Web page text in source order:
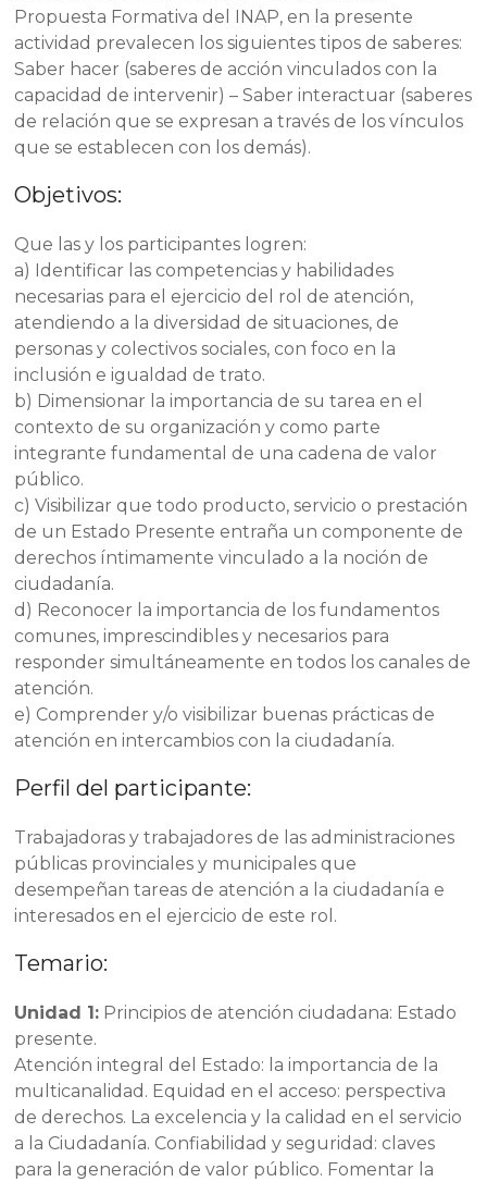
Propuesta Formativa del INAP, en la presente
actividad prevalecen los siguientes tipos de saberes:
Saber hacer (saberes de acción vinculados con la
capacidad de intervenir) – Saber interactuar (saberes
de relación que se expresan a través de los vínculos
que se establecen con los demás).
Objetivos:
Que las y los participantes logren:
a) Identificar las competencias y habilidades
necesarias para el ejercicio del rol de atención,
atendiendo a la diversidad de situaciones, de
personas y colectivos sociales, con foco en la
inclusión e igualdad de trato.
b) Dimensionar la importancia de su tarea en el
contexto de su organización y como parte
integrante fundamental de una cadena de valor
público.
c) Visibilizar que todo producto, servicio o prestación
de un Estado Presente entraña un componente de
derechos íntimamente vinculado a la noción de
ciudadanía.
d) Reconocer la importancia de los fundamentos
comunes, imprescindibles y necesarios para
responder simultáneamente en todos los canales de
atención.
e) Comprender y/o visibilizar buenas prácticas de
atención en intercambios con la ciudadanía.
Perfil del participante:
Trabajadoras y trabajadores de las administraciones
públicas provinciales y municipales que
desempeñan tareas de atención a la ciudadanía e
interesados en el ejercicio de este rol.
Temario:
Unidad 1: Principios de atención ciudadana: Estado
presente.
Atención integral del Estado: la importancia de la
multicanalidad. Equidad en el acceso: perspectiva
de derechos. La excelencia y la calidad en el servicio
a la Ciudadanía. Confiabilidad y seguridad: claves
para la generación de valor público. Fomentar la